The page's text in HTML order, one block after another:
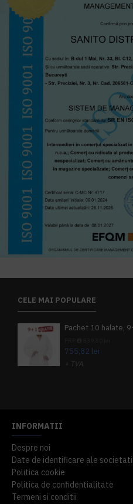
CELE MAI POPULARE
755,82 lei
+ TVA
INFORMATII
Despre noi
Date de identificare ale societatii
Politica cookie
Politica de confidentialitate
Termeni si conditii